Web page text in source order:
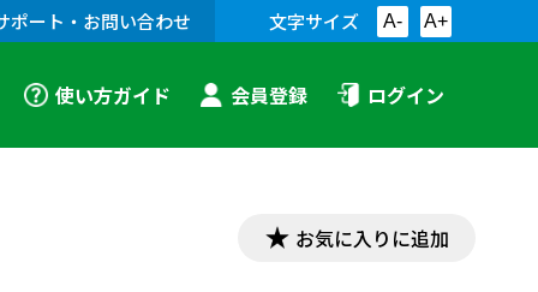
ポート・お問い合わせ 文字サイズ A- A+
使い方ガイド 会員登録 ログイン
お気に入りに追加